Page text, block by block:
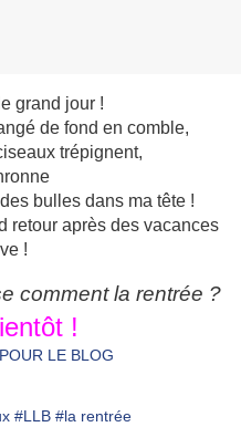
grand jour !
de fond en comble,
trépignent,
bulles dans ma tête !
retour après des vacances
!
comment la rentrée ?
!
#LLB #la rentrée